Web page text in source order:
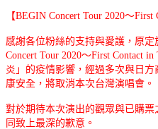
【BEGIN Concert Tour 2020～First
感謝各位粉絲的支持與愛護，原定
Concert Tour 2020～First Contact in
炎」的疫情影響，經過多次與日
康安全，將取消本次台灣演唱會。
對於期待本次演出的觀眾與已購
同致上最深的歉意。